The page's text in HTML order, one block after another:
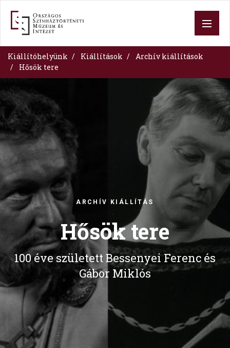
content
Kiállítóhelyünk Kiállítások
Archív kiállítások
Hősök tere
ARCHÍV KIÁLLÍTÁS
Hősök tere
100 éve született Bessenyei Ferenc és
Gábor Miklós